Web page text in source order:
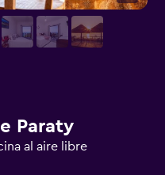
Paraty
al aire libre